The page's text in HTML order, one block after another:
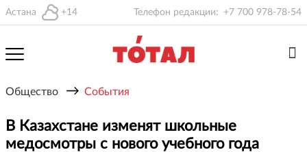
Астана +14 Телефон редакции: +7 700 978-78-54
Общество → События
В Казахстане изменят школьные
медосмотры с нового учебного года